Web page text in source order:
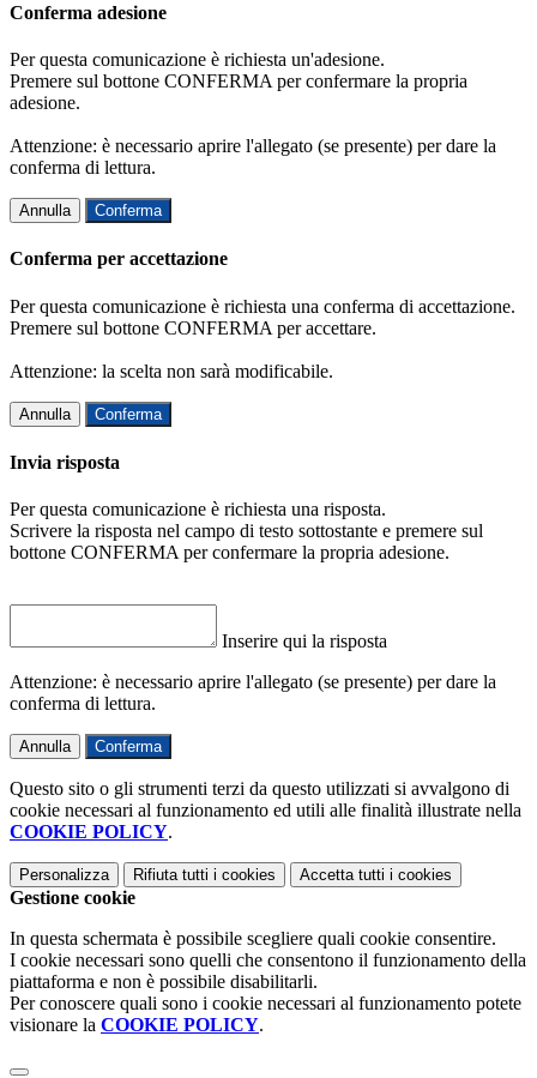
Conferma adesione
Per questa comunicazione è richiesta un'adesione.
Premere sul bottone CONFERMA per confermare la propria
adesione.
Attenzione: è necessario aprire l'allegato (se presente) per dare la
conferma di lettura.
Annulla Conferma
Conferma per accettazione
Per questa comunicazione è richiesta una conferma di accettazione.
Premere sul bottone CONFERMA per accettare.
Attenzione: la scelta non sarà modificabile.
Annulla Conferma
Invia risposta
Per questa comunicazione è richiesta una risposta.
Scrivere la risposta nel campo di testo sottostante e premere sul
bottone CONFERMA per confermare la propria adesione.
Inserire qui la risposta
Attenzione: è necessario aprire l'allegato (se presente) per dare la
conferma di lettura.
Annulla Conferma
Questo sito o gli strumenti terzi da questo utilizzati si avvalgono di
cookie necessari al funzionamento ed utili alle finalità illustrate nella
COOKIE POLICY.
Personalizza Rifiuta tutti i cookies Accetta tutti i cookies
Gestione cookie
In questa schermata è possibile scegliere quali cookie consentire.
I cookie necessari sono quelli che consentono il funzionamento della
piattaforma e non è possibile disabilitarli.
Per conoscere quali sono i cookie necessari al funzionamento potete
visionare la COOKIE POLICY.